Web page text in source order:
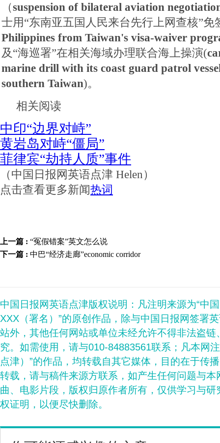
（suspension of bilateral aviation
士用“东南亚五国人民来台先行上网查核”免
Philippines from Taiwan's visa-waiver
及“海巡署”在相关海域办理联合海上操演(
marine drill with its coast guard patrol
southern Taiwan)。
相关阅读
中印“边界对峙”
黄岩岛对峙“僵局”
菲律宾“劫持人质”事件
（中国日报网英语点津 Helen）
点击查看更多新闻热词
上一篇 : “冤假错案”英文怎么说
下一篇 : 中巴“经济走廊”economic corridor
中国日报网英语点津版权说明：凡注明来源为“中
XXX（署名）”的原创作品，除与中国日报网签署
站外，其他任何网站或单位未经允许不得非法盗
究。如需使用，请与010-84883561联系；凡本网
点津）”的作品，均转载自其它媒体，目的在于传
转载，请与稿件来源方联系，如产生任何问题与
曲、电影片段，版权归原作者所有，仅供学习与
权证明，以便尽快删除。